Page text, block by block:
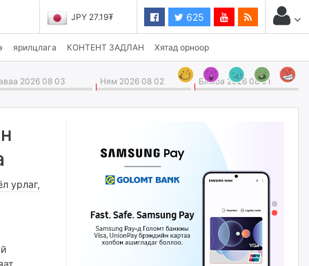
JPY 27.19₮ 625
ярилцлага КОНТЕНТ ЗАДЛАН Хятад орноор
2026 08 03 Ням 2026 08 02 Бямба 2026 08 01
урлаг,